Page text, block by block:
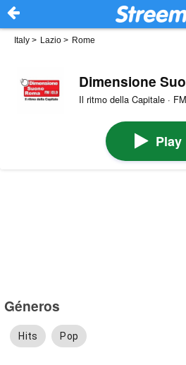
Italy > Lazio > Rome
Dimensione
Il ritmo della Capitale ·
Play
Géneros
Hits Pop